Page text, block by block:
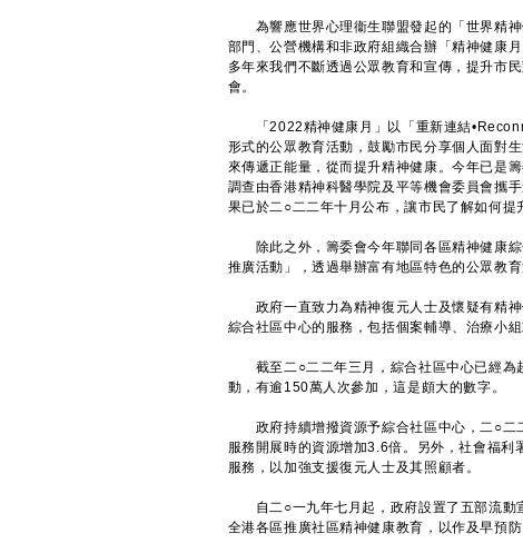
為響應世界心理衞生聯盟發起的「世界精神
部門、公營機構和非政府組織合辦「精神健康
多年來我們不斷透過公眾教育和宣傳，提升市
會。
「2022精神健康月」以「重新連結
形式的公眾教育活動，鼓勵市民分享個人面對
來傳遞正能量，從而提升精神健康。今年已是
調查由香港精神科醫學院及平等機會委員會攜
果已於二○二二年十月公布，讓市民了解如何提
除此之外，籌委會今年聯同各區精神健康綜
推廣活動」，透過舉辦富有地區特色的公眾教
政府一直致力為精神復元人士及懷疑有精神
綜合社區中心的服務，包括個案輔導、治療小
截至二○二二年三月，綜合社區中心已經為
動，有逾150萬人次參加，這是頗大的數字。
政府持續增撥資源予綜合社區中心，二○二
服務開展時的資源增加3.6倍。另外，社會福
服務，以加強支援復元人士及其照顧者。
自二○一九年七月起，政府設置了五部流動
全港各區推廣社區精神健康教育，以作及早預防